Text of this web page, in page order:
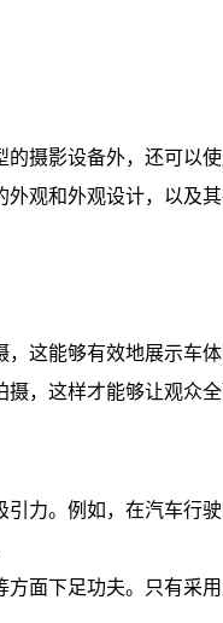
摄影设备外，还可以
观和外观设计，以及
这能够有效地展示车
，这样才能够让观众
力。例如，在汽车行
面下足功夫。只有采